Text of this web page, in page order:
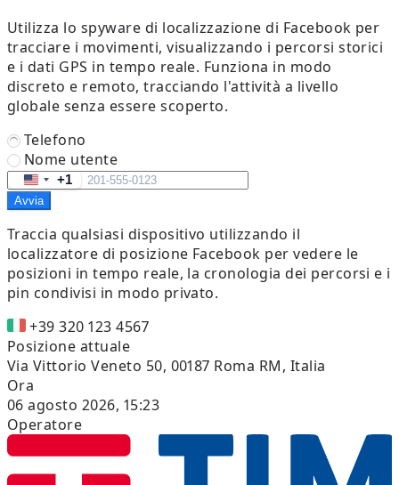
Utilizza lo spyware di localizzazione di Facebook per
tracciare i movimenti, visualizzando i percorsi storici
e i dati GPS in tempo reale. Funziona in modo
discreto e remoto, tracciando l'attività a livello
globale senza essere scoperto.
Telefono
Nome utente
United
States
+1
Avvia
Traccia qualsiasi dispositivo utilizzando il
localizzatore di posizione Facebook per vedere le
posizioni in tempo reale, la cronologia dei percorsi e i
pin condivisi in modo privato.
+39 320 123 4567
Posizione attuale
Via Vittorio Veneto 50, 00187 Roma RM, Italia
Ora
06 agosto 2026, 15:23
Operatore